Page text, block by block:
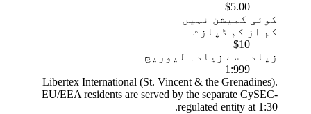
$5.00
کوئی کمیشن نہیں
کم از کم ڈپازٹ
$10
زیادہ سے زیادہ لیوریج
1:999
Libertex International (St. Vincent & the Grenadines).
EU/EEA residents are served by the separate CySEC-
regulated entity at 1:30.